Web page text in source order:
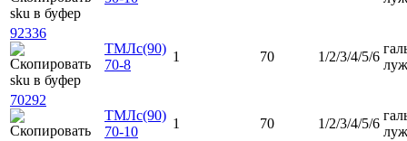
92336
ТМЛс(90)
70-8
1 70 1/2/3/4/5/6
70292
ТМЛс(90)
70-10
1 70 1/2/3/4/5/6